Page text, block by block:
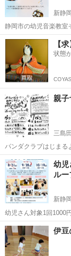
新静
静岡市の幼児音楽教室
の音でつながる『喜び
て楽しい』を大切に
を展開します✨ ⁡ 🌷ま
静岡 静岡市
【
状態
親子
三島
パンダクラブはじまるよ～🐼 0、1、2、3歳を対象に
『パンダクラブ』が始まりました！ 中々、
行きにくい世の中。
所があったら...
静岡 三島市
幼児
ルー
新静
幼児さん対象1回1000円・兄弟
ども達が楽しみながら
ープ音楽あそび教室で
様々な活動を通して、
静岡 静岡市
伊豆